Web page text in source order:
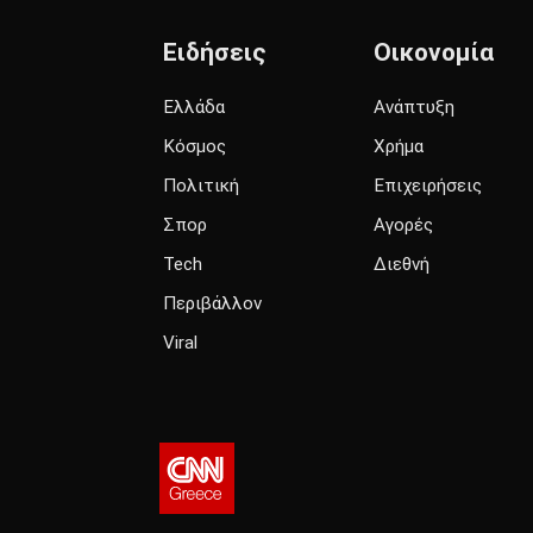
Ειδήσεις
Ελλάδα
Κόσμος
Πολιτική
Σπορ
Tech
Περιβάλλον
Viral
Οικονομία
Ανάπτυξη
Χρήμα
Επιχειρήσεις
Αγορές
Διεθνή